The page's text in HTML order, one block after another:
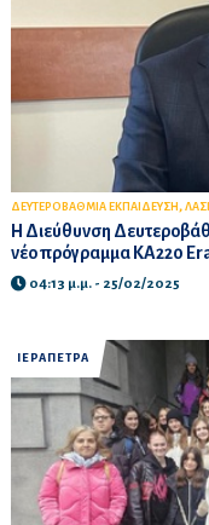
ΔΕΥΤΕΡΟΒΑΘΜΙΑ ΕΚΠΑΙΔΕΥΣΗ ,
Η Διεύθυνση
νέο πρόγραμμα ΚΑ220
04:13 μ.μ. - 25/02/2025
ΙΕΡΑΠΕΤΡΑ